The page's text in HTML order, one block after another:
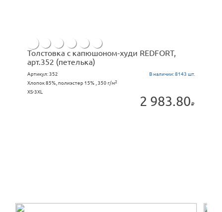
Толстовка с капюшоном-худи REDFORT,
арт.352 (петелька)
Артикул:352 В наличии:8143 шт.
Хлопок 85%, полиэстер 15% , 350 г/м2
XS-3XL
2 983.80